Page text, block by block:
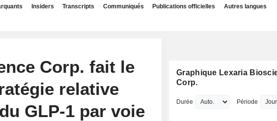
Insiders Transcripts Communiqués Publications officielles Autres langues
Corp. fait le
relative
GLP-1 par voie
Graphique Lexaria
Corp.
Durée Période